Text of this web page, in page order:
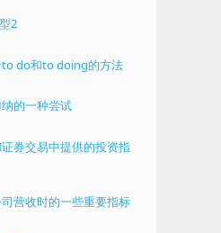
2
to do和to doing的方法
的一种尝试
证券交易中提供的投资指
司营收时的一些重要指标